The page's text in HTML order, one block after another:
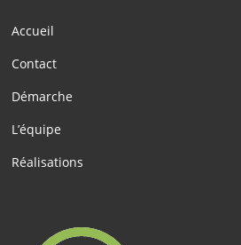
Accueil
Contact
Démarche
L’équipe
Réalisations